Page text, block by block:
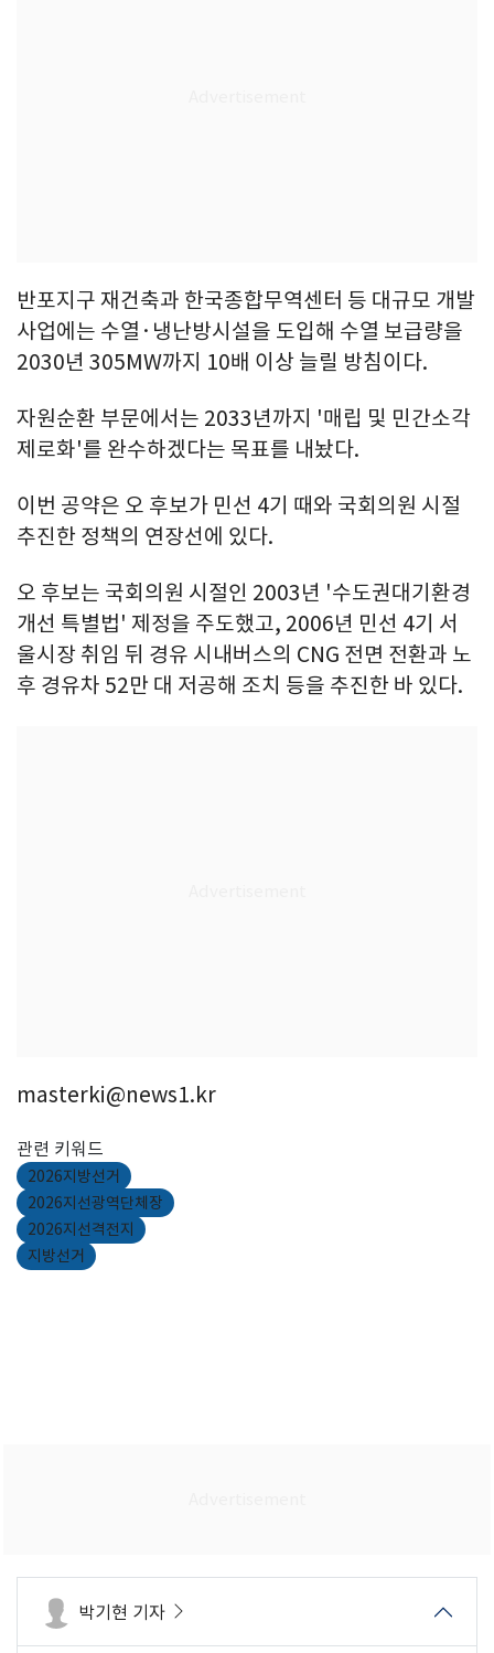
반포지구 재건축과 한국종합무역센터 등 대규모 개발
사업에는 수열·냉난방시설을 도입해 수열 보급량을
2030년 305MW까지 10배 이상 늘릴 방침이다.
자원순환 부문에서는 2033년까지 '매립 및 민간소각
제로화'를 완수하겠다는 목표를 내놨다.
이번 공약은 오 후보가 민선 4기 때와 국회의원 시절
추진한 정책의 연장선에 있다.
오 후보는 국회의원 시절인 2003년 '수도권대기환경
개선 특별법' 제정을 주도했고, 2006년 민선 4기 서
울시장 취임 뒤 경유 시내버스의 CNG 전면 전환과 노
후 경유차 52만 대 저공해 조치 등을 추진한 바 있다.
masterki@news1.kr
관련 키워드
2026지방선거
2026지선광역단체장
2026지선격전지
지방선거
박기현 기자